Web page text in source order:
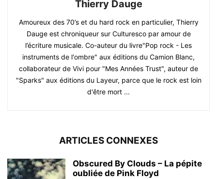
Thierry Dauge
Amoureux des 70’s et du hard rock en particulier, Thierry
Dauge est chroniqueur sur Culturesco par amour de
l’écriture musicale. Co-auteur du livre"Pop rock - Les
instruments de l'ombre" aux éditions du Camion Blanc,
collaborateur de Vivi pour "Mes Années Trust", auteur de
"Sparks" aux éditions du Layeur, parce que le rock est loin
d'être mort ...
ARTICLES CONNEXES
Obscured By Clouds – La pépite
oubliée de Pink Floyd